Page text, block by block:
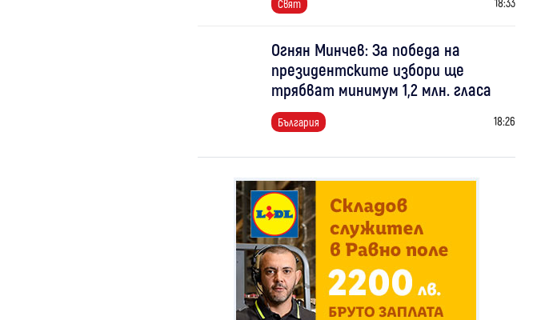
Свят
Огнян Минчев: За победа на
президентските избори ще
трябват минимум 1,2 млн. гласа
България 18:26